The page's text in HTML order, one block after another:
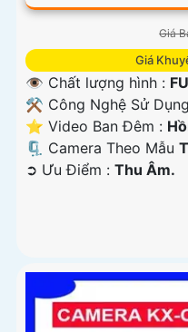
Giá
Giá
👁 Chất lượng hình :
⚒ Công Nghệ Sử
⭐ Video Ban Đêm :
🗜️ Camera Theo Mẫu
️➲ Ưu Điểm : Thu Âm.